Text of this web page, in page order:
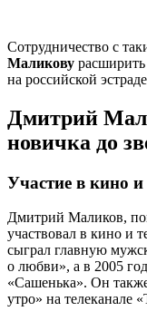
Сотрудничество с
Маликову
на российской
Дмитрий
новичка до
Участие в кино и
Дмитрий Маликов,
участвовал в кино и
сыграл главную
о любви», а в 2005
«Сашенька». Он
утро» на телеканале